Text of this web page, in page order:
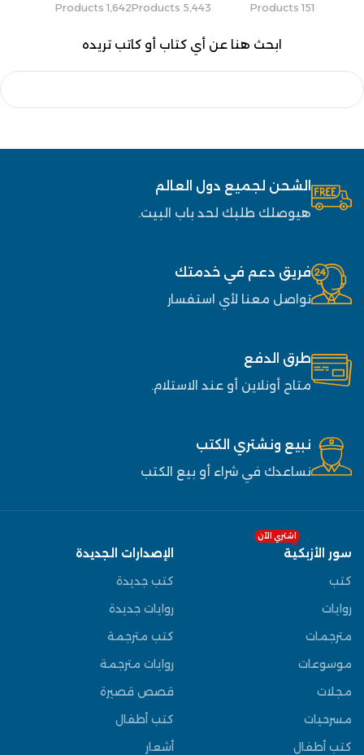
151 Products 5٬443 Products 1٬642 Products
ابحث هنا عن أي كتاب أو كاتب تريده
الشحن لجميع دول العالم
هيوصلك طلبك لحد باب البيت.
فريق دعم في خدمتك
تواصل معنا لأي استفسار
طرق الدفع
متاح أونلاين أو عند الاستلام.
نبيع ونشتري الكتب
نساعدك في شراء أو بيع الكتب
سور الأزبكية
اشتري الآن
كتب
روايات
مترجمات
موسوعات
مجلات
مسرحيات
كتب أطفال
الإصدارات الجديدة
كتب جديدة
روايات جديدة
كتب مترجمة
روايات مترجمة
قصص قصيرة
كتب أطفال
أشعار